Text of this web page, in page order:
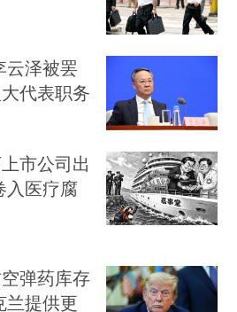
云泽被罢
代表职务
市公司出
入医疗腐
弹药库存
兰提供更